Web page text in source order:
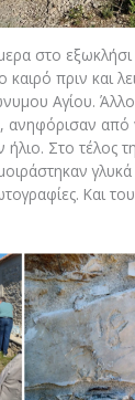
στο
καιρό πριν και
Αγίου.
ανηφόρισαν
Στο τέλος
Και